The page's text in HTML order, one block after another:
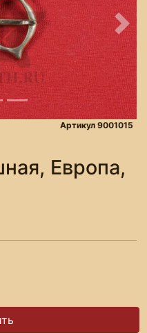
Артикул 9001015
Европа,